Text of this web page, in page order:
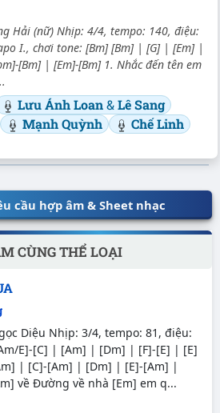
Hải (nữ) Nhịp: 4/4, tempo: 140, điệu:
I., chơi tone: [Bm] [Bm] | [G] | [Em] |
[Bm] | [Em]-[Bm] 1. Nhắc đến tên em
Lưu Ánh Loan&Lê Sang
Mạnh Quỳnh
Chế Linh
cầu hợp âm & Sheet nhạc
CÙNG THỂ LOẠI
Diệu Nhịp: 3/4, tempo: 81, điệu:
E]-[C] | [Am] | [Dm] | [F]-[E] | [E]
| [C]-[Am] | [Dm] | [E]-[Am] |
về Đường về nhà [Em] em q...